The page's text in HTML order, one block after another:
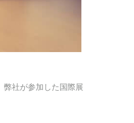
弊社が参加した国際展